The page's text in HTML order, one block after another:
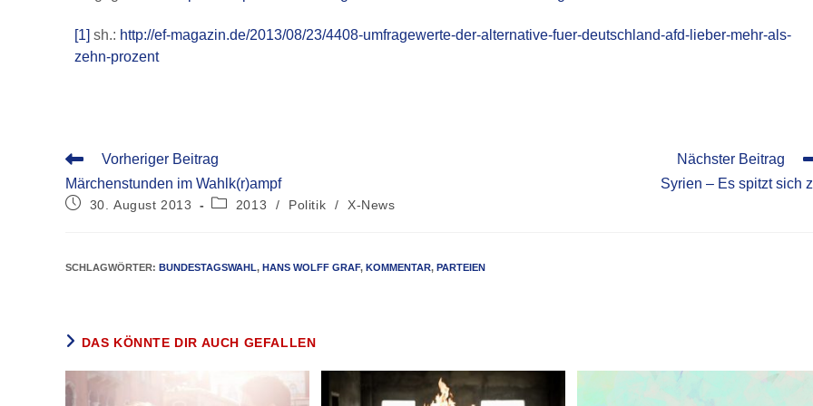
[1] sh.: http://ef-magazin.de/2013/08/23/4408-umfragewerte-der-alternative-fuer-deutschland-afd-lieber-mehr-als-
zehn-prozent
Vorheriger Beitrag
Märchenstunden im Wahlk(r)ampf
Nächster Beitrag
Syrien – Es spitzt sich
30. August 2013 2013 / Politik / X-News
SCHLAGWÖRTER: BUNDESTAGSWAHL, HANS WOLFF GRAF, KOMMENTAR, PARTEIEN
DAS KÖNNTE DIR AUCH GEFALLEN